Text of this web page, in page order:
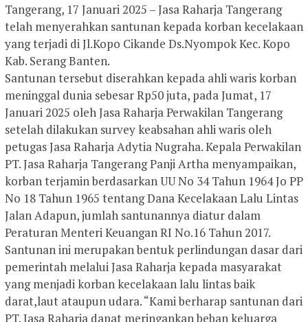
Tangerang, 17 Januari 2025 – Jasa Raharja Tangerang
telah menyerahkan santunan kepada korban kecelakaan
yang terjadi di Jl.Kopo Cikande Ds.Nyompok Kec. Kopo
Kab. Serang Banten.
Santunan tersebut diserahkan kepada ahli waris korban
meninggal dunia sebesar Rp50 juta, pada Jumat, 17
Januari 2025 oleh Jasa Raharja Perwakilan Tangerang
setelah dilakukan survey keabsahan ahli waris oleh
petugas Jasa Raharja Adytia Nugraha. Kepala Perwakilan
PT. Jasa Raharja Tangerang Panji Artha menyampaikan,
korban terjamin berdasarkan UU No 34 Tahun 1964 Jo PP
No 18 Tahun 1965 tentang Dana Kecelakaan Lalu Lintas
Jalan Adapun, jumlah santunannya diatur dalam
Peraturan Menteri Keuangan RI No.16 Tahun 2017.
Santunan ini merupakan bentuk perlindungan dasar dari
pemerintah melalui Jasa Raharja kepada masyarakat
yang menjadi korban kecelakaan lalu lintas baik
darat,laut ataupun udara. “Kami berharap santunan dari
PT. Jasa Raharja dapat meringankan beban keluarga